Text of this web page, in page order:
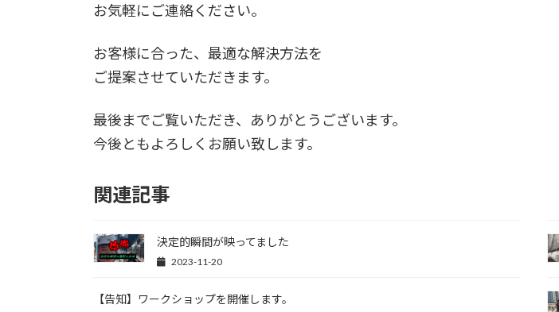
お気軽にご連絡ください。
お客様に合った、最適な解決方法を
ご提案させていただきます。
最後までご覧いただき、ありがとうございます。
今後ともよろしくお願い致します。
関連記事
決定的瞬間が映ってました
2023-11-20
【告知】ワークショップを開催します。